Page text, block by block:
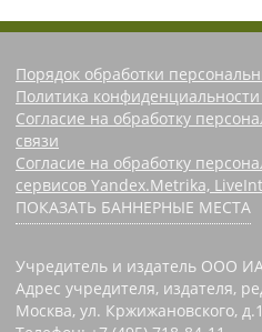
Порядок обработки
Политика
Согласие на обработку
связи
Согласие на обработку
сервисов Yandex.Metrika,
ПОКАЗАТЬ БАННЕРНЫЕ МЕСТА
Учредитель и издатель ООО
Адрес учредителя, издателя,
Москва, ул. Кржижановского,